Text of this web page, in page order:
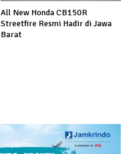
All New Honda CB150R
Streetfire Resmi Hadir di Jawa
Barat